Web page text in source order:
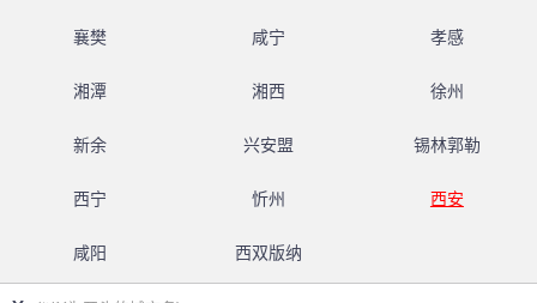
襄樊 咸宁 孝感
湘潭 湘西 徐州
新余 兴安盟 锡林郭勒
西宁 忻州 西安
咸阳 西双版纳